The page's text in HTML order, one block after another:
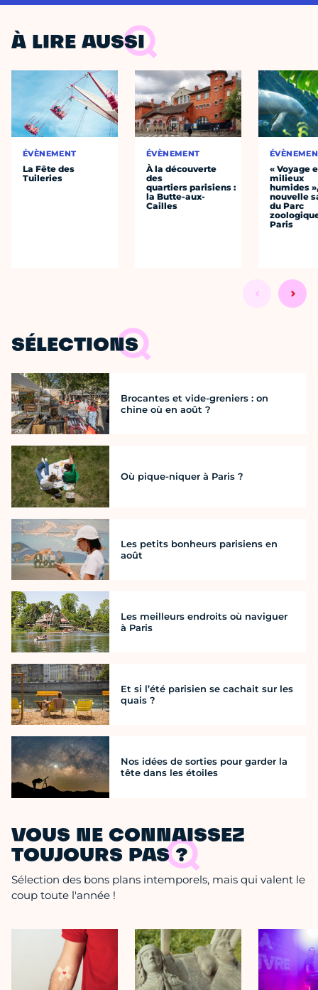
À LIRE AUSSI
ÉVÈNEMENT
La Fête des
Tuileries
ÉVÈNEMENT
À la découverte
des
quartiers parisiens :
la Butte-aux-
Cailles
« Voyage
milieux
humides
nouvelle
du Parc
Paris
SÉLECTIONS
Brocantes et vide-greniers : on
chine où en août ?
Où pique-niquer à Paris ?
Les petits bonheurs parisiens en
août
Les meilleurs endroits où naviguer
à Paris
Et si l’été parisien se cachait sur les
quais ?
Nos idées de sorties pour garder la
tête dans les étoiles
VOUS NE CONNAISSEZ
TOUJOURS PAS ?
Sélection des bons plans intemporels, mais qui valent le
coup toute l'année !